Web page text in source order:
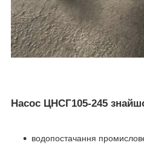
Насос ЦНСГ105-245
водопостачання